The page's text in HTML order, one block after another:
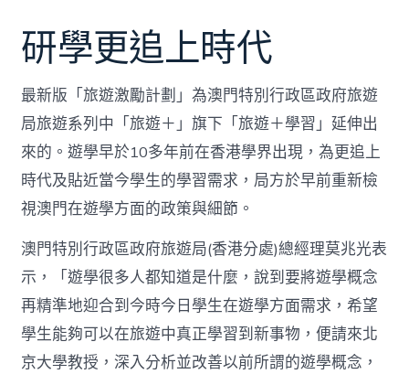
研學更追上時代
最新版「旅遊激勵計劃」為澳門特別行政區政府旅遊
局旅遊系列中「旅遊＋」旗下「旅遊＋學習」延伸出
來的。遊學早於10多年前在香港學界出現，為更追上
時代及貼近當今學生的學習需求，局方於早前重新檢
視澳門在遊學方面的政策與細節。
澳門特別行政區政府旅遊局(香港分處)總經理莫兆光表
示，「遊學很多人都知道是什麼，說到要將遊學概念
再精準地迎合到今時今日學生在遊學方面需求，希望
學生能夠可以在旅遊中真正學習到新事物，便請來北
京大學教授，深入分析並改善以前所謂的遊學概念，